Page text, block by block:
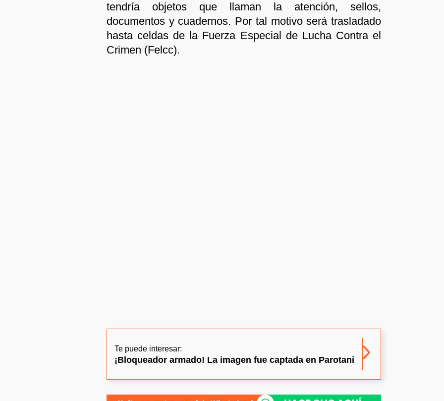
tendría objetos que llaman la atención, sellos,
documentos y cuadernos. Por tal motivo será trasladado
hasta celdas de la Fuerza Especial de Lucha Contra el
Crimen (Felcc).
Te puede interesar:
¡Bloqueador armado! La imagen fue captada en Parotani